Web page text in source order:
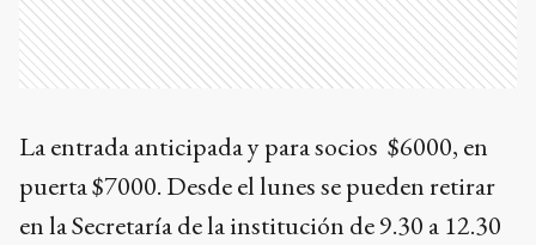
La entrada anticipada y para socios $6000, en
puerta $7000. Desde el lunes se pueden retirar
en la Secretaría de la institución de 9.30 a 12.30